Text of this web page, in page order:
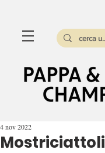
Mostriciattoli
4 nov 2022